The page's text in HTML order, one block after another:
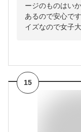
ージのものはい
あるので安心で
イズなので女子
15